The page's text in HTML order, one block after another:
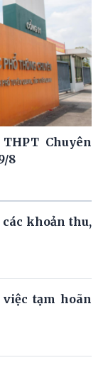
Chuyên
8
khoản thu,
tạm hoãn